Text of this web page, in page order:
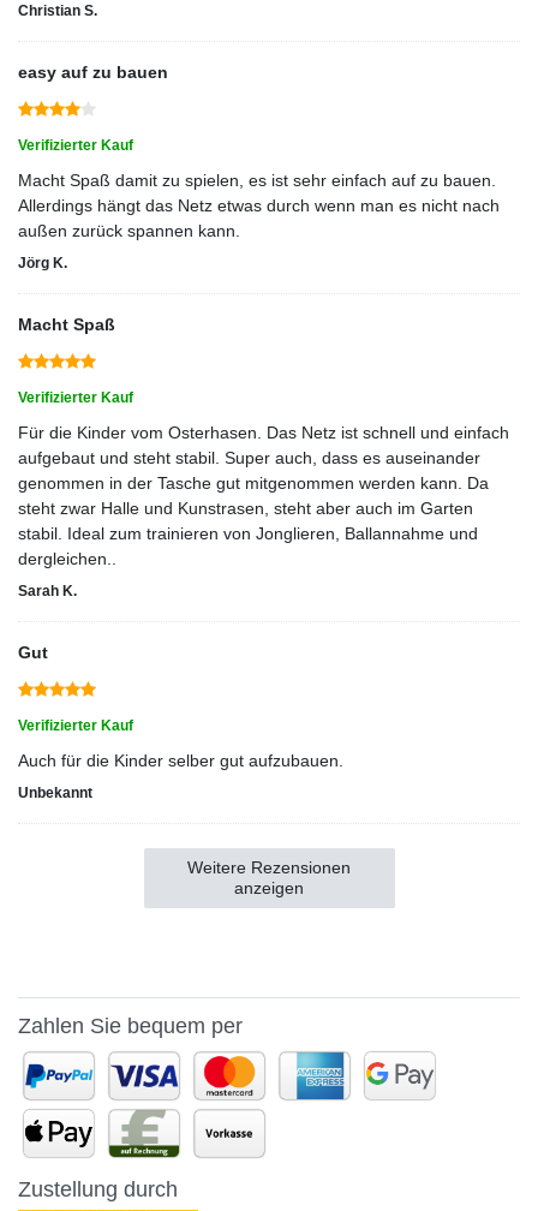
Christian S.
easy auf zu bauen
Verifizierter Kauf
Macht Spaß damit zu spielen, es ist sehr einfach auf zu bauen.
Allerdings hängt das Netz etwas durch wenn man es nicht nach
außen zurück spannen kann.
Jörg K.
Macht Spaß
Verifizierter Kauf
Für die Kinder vom Osterhasen. Das Netz ist schnell und einfach
aufgebaut und steht stabil. Super auch, dass es auseinander
genommen in der Tasche gut mitgenommen werden kann. Da
steht zwar Halle und Kunstrasen, steht aber auch im Garten
stabil. Ideal zum trainieren von Jonglieren, Ballannahme und
dergleichen..
Sarah K.
Gut
Verifizierter Kauf
Auch für die Kinder selber gut aufzubauen.
Unbekannt
Weitere Rezensionen
anzeigen
Zahlen Sie bequem per
Zustellung durch